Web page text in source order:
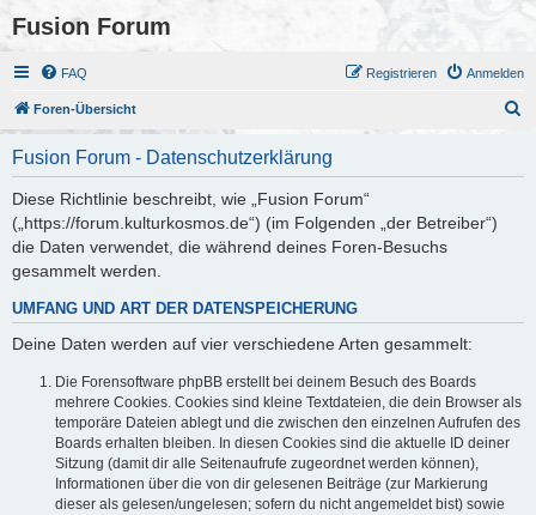
Fusion Forum
FAQ Anmelden
Registrieren
Foren-Übersicht
Fusion Forum - Datenschutzerklärung
Diese Richtlinie beschreibt, wie „Fusion Forum“
(„https://forum.kulturkosmos.de“) (im Folgenden „der Betreiber“)
die Daten verwendet, die während deines Foren-Besuchs
gesammelt werden.
UMFANG UND ART DER DATENSPEICHERUNG
Deine Daten werden auf vier verschiedene Arten gesammelt:
Die Forensoftware phpBB erstellt bei deinem Besuch des Boards
mehrere Cookies. Cookies sind kleine Textdateien, die dein Browser als
temporäre Dateien ablegt und die zwischen den einzelnen Aufrufen des
Boards erhalten bleiben. In diesen Cookies sind die aktuelle ID deiner
Sitzung (damit dir alle Seitenaufrufe zugeordnet werden können),
Informationen über die von dir gelesenen Beiträge (zur Markierung
dieser als gelesen/ungelesen; sofern du nicht angemeldet bist) sowie